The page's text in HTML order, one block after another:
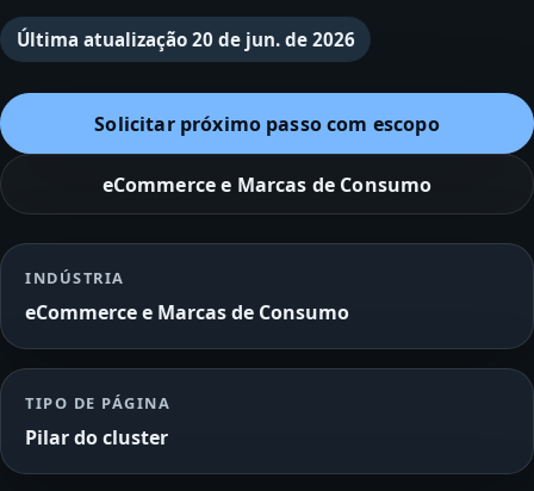
Última atualização 20 de jun. de 2026
Solicitar próximo passo com escopo
eCommerce e Marcas de Consumo
INDÚSTRIA
eCommerce e Marcas de Consumo
TIPO DE PÁGINA
Pilar do cluster